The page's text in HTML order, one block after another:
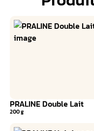
PRALINE Double Lait
200 g